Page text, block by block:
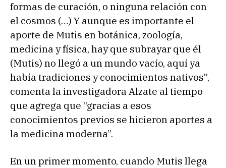
formas de curación, o ninguna relación con
el cosmos (…) Y aunque es importante el
aporte de Mutis en botánica, zoología,
medicina y física, hay que subrayar que él
(Mutis) no llegó a un mundo vacío, aquí ya
había tradiciones y conocimientos nativos”,
comenta la investigadora Alzate al tiempo
que agrega que “gracias a esos
conocimientos previos se hicieron aportes a
la medicina moderna”.
En un primer momento, cuando Mutis llega